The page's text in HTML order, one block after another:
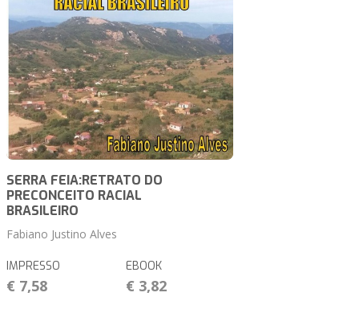
SERRA FEIA:RETRATO DO
PRECONCEITO RACIAL
BRASILEIRO
Fabiano Justino Alves
IMPRESSO
€ 7,58
EBOOK
€ 3,82